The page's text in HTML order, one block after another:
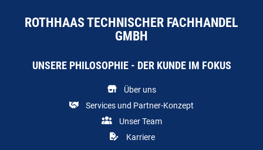
ROTHHAAS TECHNISCHER FACHHANDEL
GMBH
UNSERE PHILOSOPHIE - DER KUNDE IM FOKUS
Über uns
Services und Partner-Konzept
Unser Team
Karriere